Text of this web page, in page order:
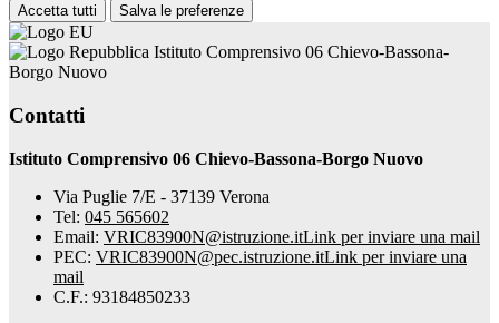
Accetta tutti Salva le preferenze
Istituto Comprensivo 06 Chievo-Bassona-
Borgo Nuovo
Contatti
Istituto Comprensivo 06 Chievo-Bassona-Borgo Nuovo
Via Puglie 7/E - 37139 Verona
Tel: 045 565602
Email: VRIC83900N@istruzione.itLink per inviare una mail
PEC: VRIC83900N@pec.istruzione.itLink per inviare una
mail
C.F.: 93184850233